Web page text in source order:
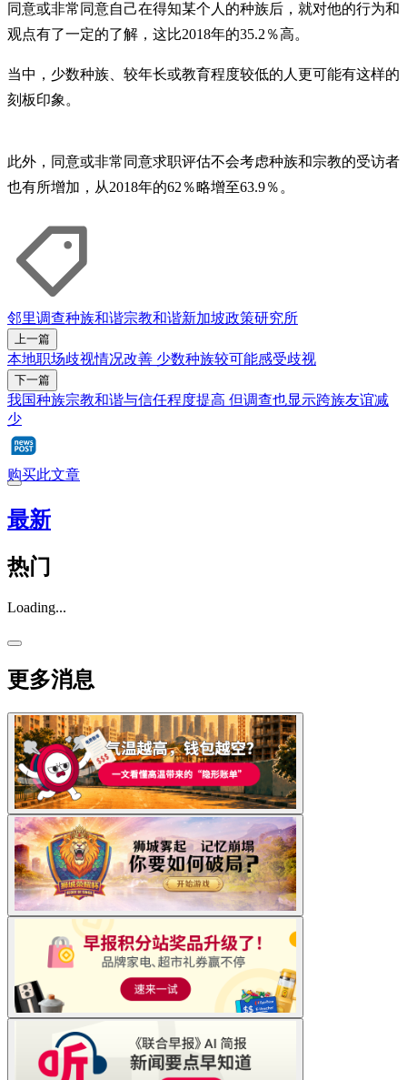
同意或非常同意自己在得知某个人的种族后，就对他的行为和
观点有了一定的了解，这比2018年的35.2％高。
当中，少数种族、较年长或教育程度较低的人更可能有这样的
刻板印象。
此外，同意或非常同意求职评估不会考虑种族和宗教的受访者
也有所增加，从2018年的62％略增至63.9％。
邻里调查种族和谐宗教和谐新加坡政策研究所
上一篇
本地职场歧视情况改善 少数种族较可能感受歧视
下一篇
我国种族宗教和谐与信任程度提高 但调查也显示跨族友谊减
少
购买此文章
最新
热门
Loading...
更多消息